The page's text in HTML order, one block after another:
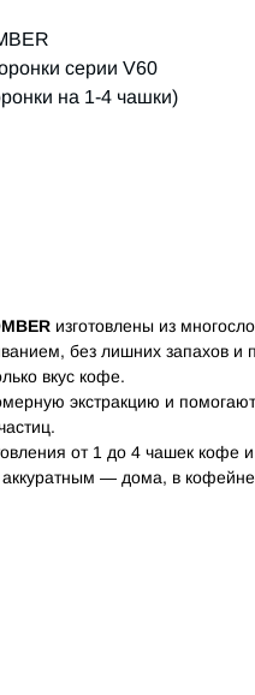
серии V60
на 1-4 чашки)
изготовлены из
без лишних запахов и
вкус кофе.
экстракцию и
от 1 до 4 чашек кофе
— дома, в кофейне